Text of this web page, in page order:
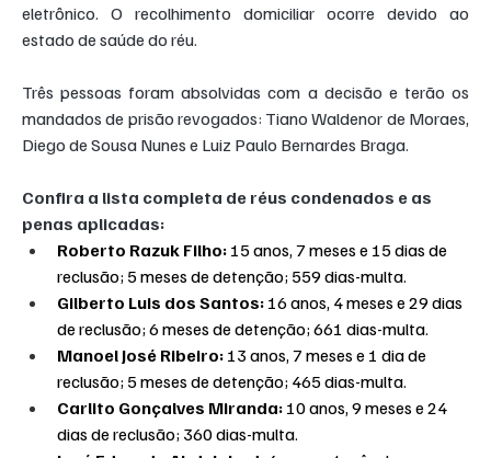
eletrônico. O recolhimento domiciliar ocorre devido ao
estado de saúde do réu.
Três pessoas foram absolvidas com a decisão e terão os
mandados de prisão revogados: Tiano Waldenor de Moraes,
Diego de Sousa Nunes e Luiz Paulo Bernardes Braga.
Confira a lista completa de réus condenados e as
penas aplicadas:
Roberto Razuk Filho: 15 anos, 7 meses e 15 dias de
reclusão; 5 meses de detenção; 559 dias-multa.
Gilberto Luis dos Santos: 16 anos, 4 meses e 29 dias
de reclusão; 6 meses de detenção; 661 dias-multa.
Manoel José Ribeiro: 13 anos, 7 meses e 1 dia de
reclusão; 5 meses de detenção; 465 dias-multa.
Carlito Gonçalves Miranda: 10 anos, 9 meses e 24
dias de reclusão; 360 dias-multa.